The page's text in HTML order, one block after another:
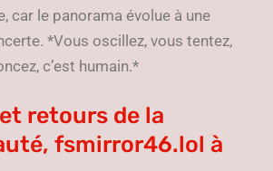
car le panorama évolue à une
*Vous oscillez, vous tentez,
c’est humain.*
retours de la
fsmirror46.lol à